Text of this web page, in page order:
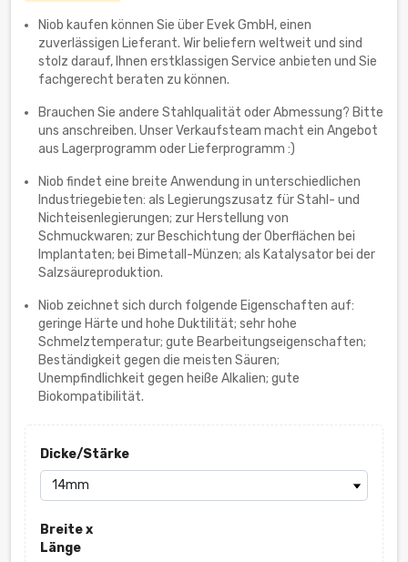
Niob kaufen können Sie über Evek GmbH, einen
zuverlässigen Lieferant. Wir beliefern weltweit und sind
stolz darauf, Ihnen erstklassigen Service anbieten und Sie
fachgerecht beraten zu können.
Brauchen Sie andere Stahlqualität oder Abmessung? Bitte
uns anschreiben. Unser Verkaufsteam macht ein Angebot
aus Lagerprogramm oder Lieferprogramm :)
Niob findet eine breite Anwendung in unterschiedlichen
Industriegebieten: als Legierungszusatz für Stahl- und
Nichteisenlegierungen; zur Herstellung von
Schmuckwaren; zur Beschichtung der Oberflächen bei
Implantaten; bei Bimetall-Münzen; als Katalysator bei der
Salzsäureproduktion.
Niob zeichnet sich durch folgende Eigenschaften auf:
geringe Härte und hohe Duktilität; sehr hohe
Schmelztemperatur; gute Bearbeitungseigenschaften;
Beständigkeit gegen die meisten Säuren;
Unempfindlichkeit gegen heiße Alkalien; gute
Biokompatibilität.
Dicke/Stärke
Breite x
Länge